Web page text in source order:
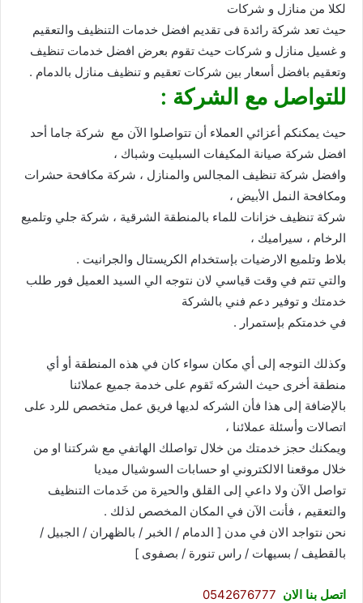
لكلا من منازل و شركات
حيث تعد شركة رائدة فى تقديم افضل خدمات التنظيف والتعقيم
و غسيل منازل و شركات حيث تقوم بعرض افضل خدمات تنظيف
وتعقيم بافضل أسعار بين شركات تعقيم و تنظيف منازل بالدمام .
للتواصل مع الشركة :
حيث يمكنكم أعزائي العملاء أن تتواصلوا الآن مع شركة جاما أحد
افضل شركة صيانة المكيفات السبليت وشباك ،
وافضل شركة تنظيف المجالس والمنازل ، شركة مكافحة حشرات
ومكافحة النمل الأبيض ،
شركة تنظيف خزانات للماء بالمنطقة الشرقية ، شركة جلي وتلميع
الرخام ، سيراميك ،
بلاط وتلميع الارضيات بإستخدام الكريستال والجرانيت .
والتي تتم في وقت قياسي لان نتوجه الي السيد العميل فور طلب
خدمتك و توفير دعم فني بالشركة
في خدمتكم بإستمرار .
وكذلك التوجه إلى أي مكان سواء كان في هذه المنطقة أو أي
منطقة أخرى حيث الشركه تَقوم على خدمة جميع عملائنا
بالإضافة إلى هذا فأن الشركه لديها فريق عمل متخصص للرد على
اتصالات وأسئلة عملائنا ،
ويمكنك حجز خدمتك من خلال تواصلك الهاتفي مع شركتنا او من
خلال موقعنا الالكتروني او حسابات السوشيال ميديا
تواصل الآن ولا داعي إلى القلق والحيرة من خَدمات التنظيف
والتعقيم ، فأنت الآن في المكان المخصص لذلك .
نحن نتواجد الان في مدن [ الدمام / الخبر / بالظهران / الجبيل /
بالقطيف / بسيهات / راس تنورة / بصفوى ]
اتصل بنا الان 0542676777